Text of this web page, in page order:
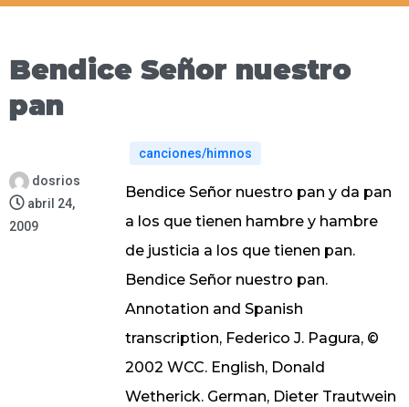
Bendice Señor nuestro
pan
dosrios
abril 24,
2009
canciones/himnos
Bendice Señor nuestro pan y da pan
a los que tienen hambre y hambre
de justicia a los que tienen pan.
Bendice Señor nuestro pan.
Annotation and Spanish
transcription, Federico J. Pagura, ©
2002 WCC. English, Donald
Wetherick. German, Dieter Trautwein